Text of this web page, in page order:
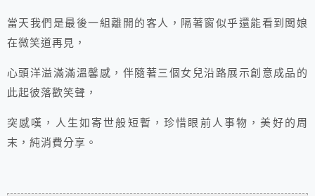
當天我們是最後一組離開的客人，隔著窗似乎還能看到闆娘
在微笑道再見，
心頭洋溢滿滿溫馨感，伴隨著三個女兒沿路展示創意成品的
此起彼落歡笑聲，
突感嘆，人生如寄世般短暫，珍惜眼前人事物，美好的周
末，純消費分享。